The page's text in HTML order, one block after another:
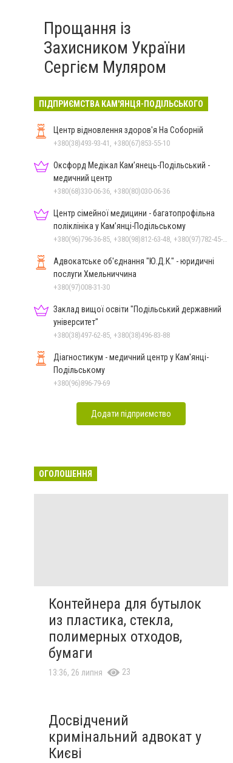
Прощання із
Захисником України
Сергієм Муляром
ПІДПРИЄМСТВА КАМ'ЯНЦЯ-ПОДІЛЬСЬКОГО
Центр відновлення здоров'я На Соборній
+380(38)493-93-41, +380(67)853-55-10
Оксфорд Медікал Кам’янець-Подільський -
медичний центр
+380(68)330-06-36, +380(80)030-06-36
Центр сімейної медицини - багатопрофільна
поліклініка у Кам’янці-Подільському
+380(96)796-36-85, +380(98)812-63-48, +380(97)782-45-70
Адвокатське об'єднання "Ю.Д.К." - юридичні
послуги Хмельниччина
+380(97)008-31-30
Заклад вищої освіти "Подільський державний
університет"
+380(38)497-62-85, +380(38)496-83-88
Діагностикум - медичний центр у Кам'янці-
Подільському
+380(96)896-79-69
Додати підприємство
ОГОЛОШЕННЯ
Контейнера для бутылок
из пластика, стекла,
полимерных отходов,
бумаги
13:36, 26 липня 23
Досвідчений
кримінальний адвокат у
Києві